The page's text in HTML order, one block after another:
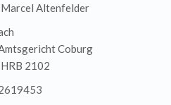
Altenfelder
Coburg
2102